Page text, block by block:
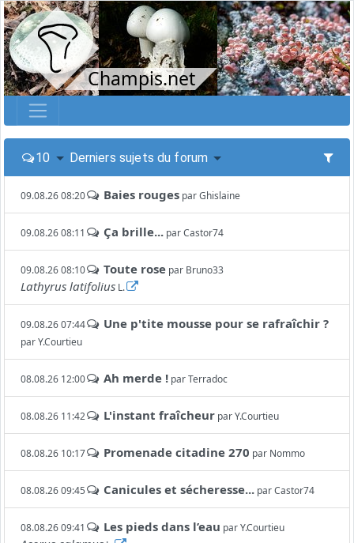
Champis.net
10 Derniers sujets du forum
09.08.26 08:20 Baies rouges parGhislaine
09.08.26 08:11 Ça brille... parCastor74
09.08.26 08:10 Toute rose par Bruno33
Lathyrus latifolius L.
09.08.26 07:44 Une p'tite mousse pour se rafraîchir ?
parY.Courtieu
08.08.26 12:00 Ah merde ! parTerradoc
08.08.26 11:42 L'instant fraîcheur parY.Courtieu
08.08.26 10:17 Promenade citadine 270 par Nommo
08.08.26 09:45 Canicules et sécheresse... parCastor74
08.08.26 09:41 Les pieds dans l’eau parY.Courtieu